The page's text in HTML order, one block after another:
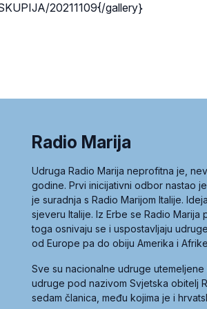
20211109{/gallery}
Radio Marija
Udruga Radio Marija neprofitna je,
godine. Prvi inicijativni odbor nastao
je suradnja s Radio Marijom Italije.
sjeveru Italije. Iz Erbe se Radio
toga osnivaju se i uspostavljaju
od Europe pa do obiju Amerika i
Sve su nacionalne udruge
udruge pod nazivom Svjetska obitelj
sedam članica, među kojima je i